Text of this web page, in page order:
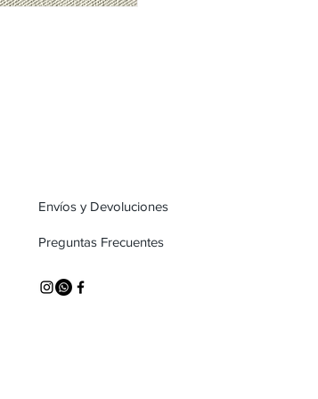
Envíos y Devoluciones
Preguntas Frecuentes